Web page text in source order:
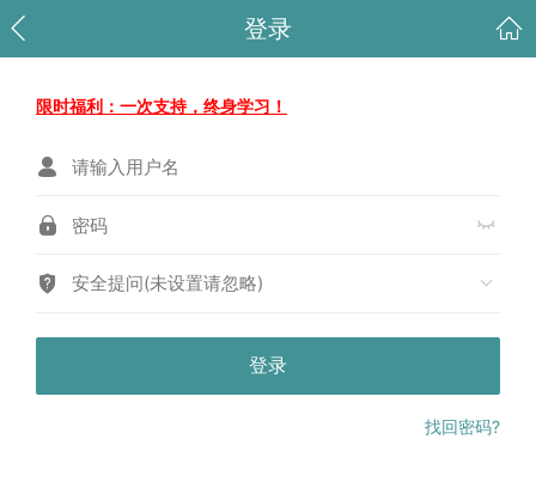
登录
限时福利：一次支持，终身学习！
安全提问(未设置请忽略)
登录
找回密码?